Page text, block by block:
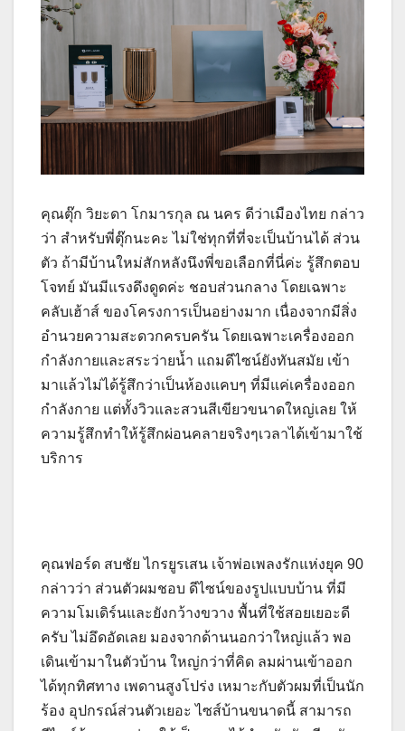
คุณตุ๊ก วิยะดา โกมารกุล ณ นคร ดีว่าเมืองไทย กล่าว
ว่า สำหรับพี่ตุ๊กนะคะ ไม่ใช่ทุกที่ที่จะเป็นบ้านได้ ส่วน
ตัว ถ้ามีบ้านใหม่สักหลังนึงพี่ขอเลือกที่นี่ค่ะ รู้สึกตอบ
โจทย์ มันมีแรงดึงดูดค่ะ ชอบส่วนกลาง โดยเฉพาะ
คลับเฮ้าส์ ของโครงการเป็นอย่างมาก เนื่องจากมีสิ่ง
อำนวยความสะดวกครบครัน โดยเฉพาะเครื่องออก
กำลังกายและสระว่ายน้ำ แถมดีไซน์ยังทันสมัย เข้า
มาแล้วไม่ได้รู้สึกว่าเป็นห้องแคบๆ ที่มีแค่เครื่องออก
กำลังกาย แต่ทั้งวิวและสวนสีเขียวขนาดใหญ่เลย ให้
ความรู้สึกทำให้รู้สึกผ่อนคลายจริงๆเวลาได้เข้ามาใช้
บริการ
คุณฟอร์ด สบชัย ไกรยูรเสน เจ้าพ่อเพลงรักแห่งยุค 90
กล่าวว่า ส่วนตัวผมชอบ ดีไซน์ของรูปแบบบ้าน ที่มี
ความโมเดิร์นและยังกว้างขวาง พื้นที่ใช้สอยเยอะดี
ครับ ไม่อึดอัดเลย มองจากด้านนอกว่าใหญ่แล้ว พอ
เดินเข้ามาในตัวบ้าน ใหญ่กว่าที่คิด ลมผ่านเข้าออก
ได้ทุกทิศทาง เพดานสูงโปร่ง เหมาะกับตัวผมที่เป็นนัก
ร้อง อุปกรณ์ส่วนตัวเยอะ ไซส์บ้านขนาดนี้ สามารถ